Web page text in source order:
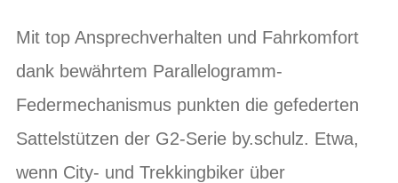
Mit top Ansprechverhalten und Fahrkomfort
dank bewährtem Parallelogramm-
Federmechanismus punkten die gefederten
Sattelstützen der G2-Serie by.schulz. Etwa,
wenn City- und Trekkingbiker über